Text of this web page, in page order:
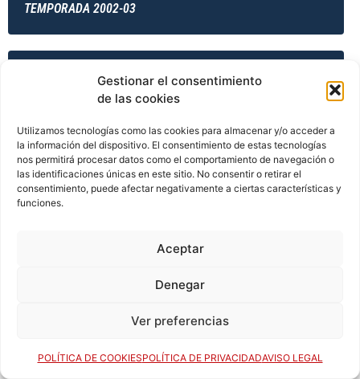
Gestionar el consentimiento
de las cookies
Utilizamos tecnologías como las cookies para almacenar y/o acceder a
la información del dispositivo. El consentimiento de estas tecnologías
nos permitirá procesar datos como el comportamiento de navegación o
las identificaciones únicas en este sitio. No consentir o retirar el
consentimiento, puede afectar negativamente a ciertas características y
funciones.
Aceptar
Denegar
Ver preferencias
POLÍTICA DE COOKIESPOLÍTICA DE PRIVACIDADAVISO LEGAL
TEMPORADA 2002-03
TEMPORADA 2002-03
TEMPORADA 2003-04
TEMPORADA 2003-04